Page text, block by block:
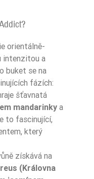
orientálně-
intenzitou a
buket se na
fázích:
šťavnatá
mandarinkya
to fascinující,
který
získává na
(Královna